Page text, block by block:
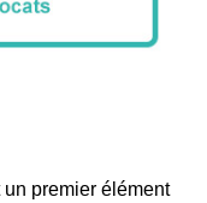
un premier élément